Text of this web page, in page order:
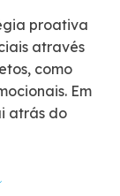
proativa
através
como
Em
atrás do